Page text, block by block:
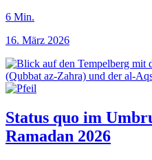
6 Min.
16. März 2026
Status quo im
Ramadan 2026